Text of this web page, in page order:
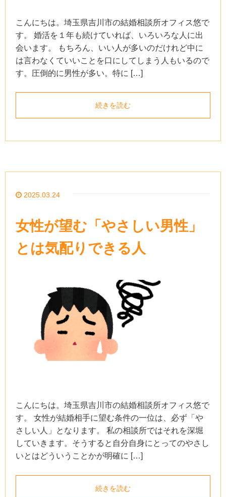
こんにちは。埼玉県吉川市の結婚相談所オフィス悠で
す。 婚活を１年も続けていれば、いろいろな人に出
会います。 もちろん、いい人が多いのだけれど中に
は言わなくていいことを口にしてしまう人もいるので
す。圧倒的に男性が多い。特に […]
続きを読む
2025.03.24
女性が望む「やさしい男性」
とは気配りできる人
こんにちは。埼玉県吉川市の結婚相談所オフィス悠で
す。 女性が結婚相手に望む条件の一位は、必ず「や
さしい人」となります。 私の相談所ではそれを深堀
していきます。そうすると自分自身にとってのやさし
いとはどういうことかが明確に […]
続きを読む